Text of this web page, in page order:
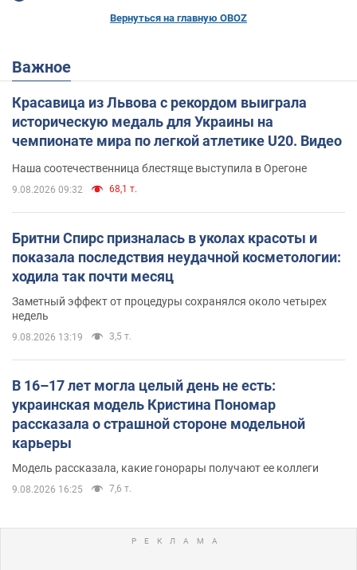
Вернуться на главную OBOZ
Важное
Красавица из Львова с рекордом выиграла
историческую медаль для Украины на
чемпионате мира по легкой атлетике U20. Видео
Наша соотечественница блестяще выступила в Орегоне
9.08.2026 09:32 68,1 т.
Бритни Спирс призналась в уколах красоты и
показала последствия неудачной косметологии:
ходила так почти месяц
Заметный эффект от процедуры сохранялся около четырех
недель
9.08.2026 13:19 3,5 т.
В 16–17 лет могла целый день не есть:
украинская модель Кристина Пономар
рассказала о страшной стороне модельной
карьеры
Модель рассказала, какие гонорары получают ее коллеги
9.08.2026 16:25 7,6 т.